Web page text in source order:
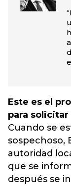
Este es el
para
Cuando se
sospechoso,
autoridad
que se
después se